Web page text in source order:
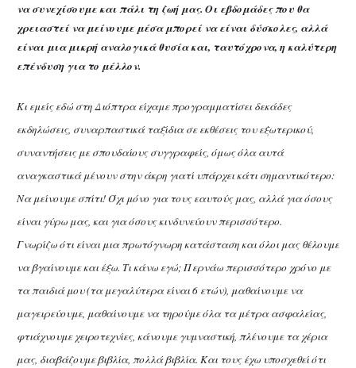
να συνεχίσουμε και πάλι τη ζωή μας. Οι εβδομάδες που θα
χρειαστεί να μείνουμε μέσα μπορεί να είναι δύσκολες, αλλά
είναι μια μικρή αναλογικά θυσία και, ταυτόχρονα, η καλύτερη
επένδυση για το μέλλον.
Κι εμείς εδώ στη Διόπτρα είχαμε προγραμματίσει δεκάδες
εκδηλώσεις, συναρπαστικά ταξίδια σε εκθέσεις του εξωτερικού,
συναντήσεις με σπουδαίους συγγραφείς, όμως όλα αυτά
αναγκαστικά μένουν στην άκρη γιατί υπάρχει κάτι σημαντικότερο:
Να μείνουμε σπίτι! Όχι μόνο για τους εαυτούς μας, αλλά για όσους
είναι γύρω μας, και για όσους κινδυνεύουν περισσότερο.
Γνωρίζω ότι είναι μια πρωτόγνωρη κατάσταση και όλοι μας θέλουμε
να βγαίνουμε και έξω. Τι κάνω εγώ; Περνάω περισσότερο χρόνο με
τα παιδιά μου (τα μεγαλύτερα είναι 6 ετών), μαθαίνουμε να
μαγειρεύουμε, μαθαίνουμε να τηρούμε όλα τα μέτρα ασφαλείας,
φτιάχνουμε χειροτεχνίες, κάνουμε γυμναστική, πλένουμε τα χέρια
μας, διαβάζουμε βιβλία, πολλά βιβλία. Και τους έχω υποσχεθεί ότι